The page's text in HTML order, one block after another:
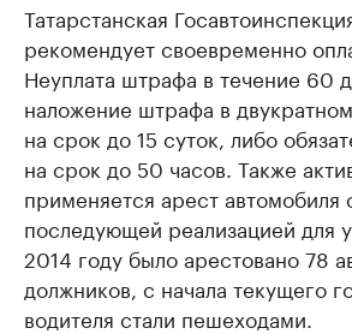
Татарстанская
рекомендует своевременно
Неуплата штрафа в течение 60
наложение штрафа в
на срок до 15 суток, либо
на срок до 50 часов. Также
применяется арест автомобиля
последующей реализацией для
2014 году было арестовано 78
должников, с начала текущего
водителя стали пешеходами.